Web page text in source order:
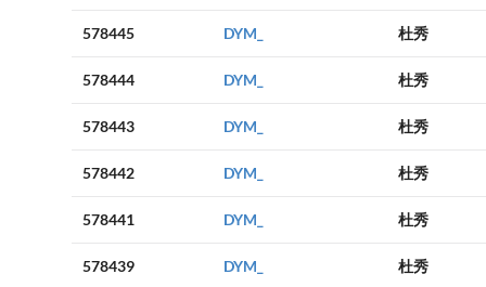
578445 DYM_ 杜秀
578444 DYM_ 杜秀
578443 DYM_ 杜秀
578442 DYM_ 杜秀
578441 DYM_ 杜秀
578439 DYM_ 杜秀